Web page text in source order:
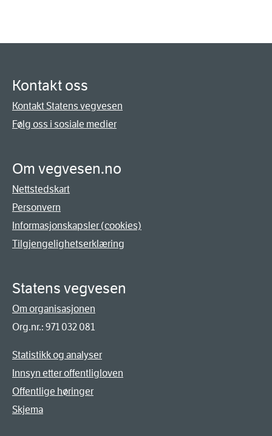
Kontakt oss
Kontakt Statens vegvesen
Følg oss i sosiale medier
Om vegvesen.no
Nettstedskart
Personvern
Informasjonskapsler (cookies)
Tilgjengelighetserklæring
Statens vegvesen
Om organisasjonen
Org.nr.: 971 032 081
Statistikk og analyser
Innsyn etter offentligloven
Offentlige høringer
Skjema